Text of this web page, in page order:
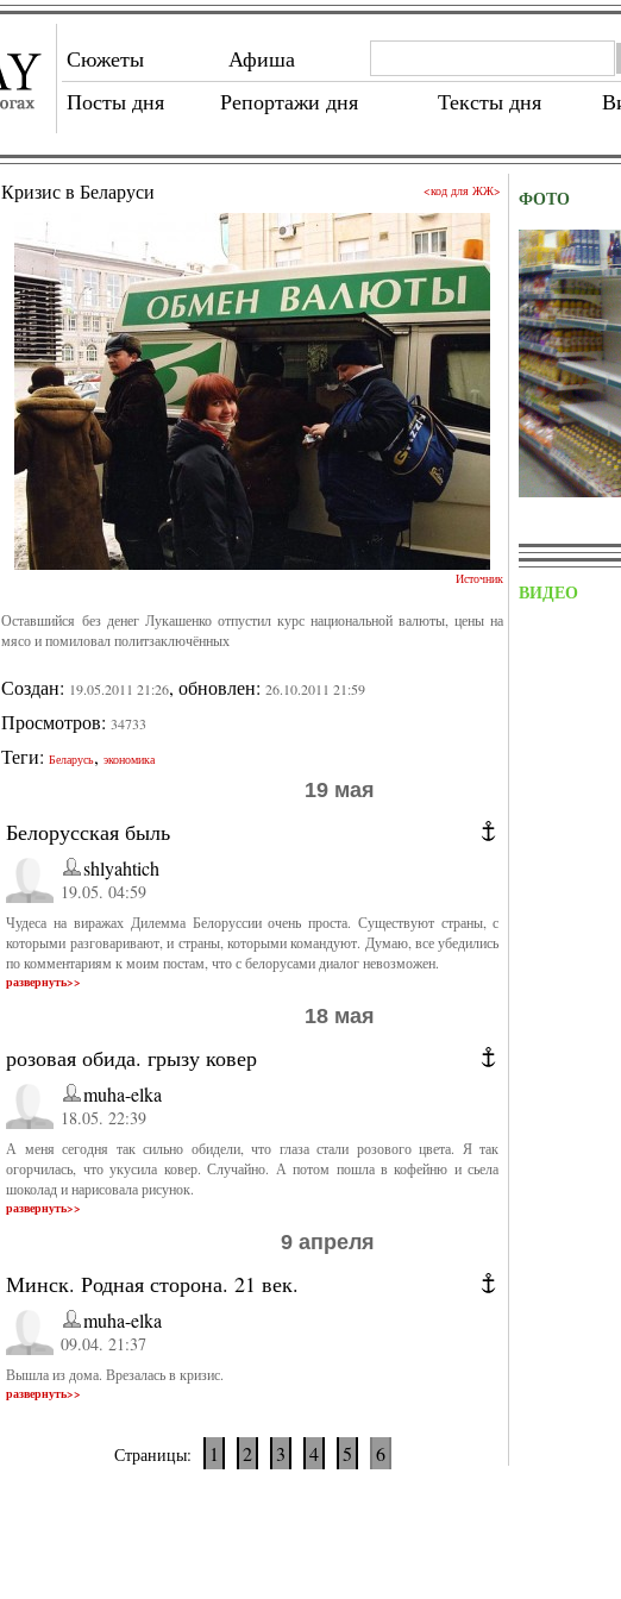
Сюжеты
Афиша
Посты дня
Репортажи дня Тексты дня
Кризис в Беларуси <код для ЖЖ>
Источник
Оставшийся без денег Лукашенко отпустил курс национальной валюты, цены на
мясо и помиловал политзаключённых
Создан: 19.05.2011 21:26, обновлен:26.10.2011 21:59
Просмотров:34733
Теги:Беларусь,экономика
19 мая
Белорусская быль
shlyahtich
19.05. 04:59
Чудеса на виражах Дилемма Белоруссии очень проста. Существуют страны, с
которыми разговаривают, и страны, которыми командуют. Думаю, все убедились
по комментариям к моим постам, что с белорусами диалог невозможен.
развернуть>>
18 мая
розовая обида. грызу ковер
muha-elka
18.05. 22:39
А меня сегодня так сильно обидели, что глаза стали розового цвета. Я так
огорчилась, что укусила ковер. Случайно. А потом пошла в кофейню и сьела
шоколад и нарисовала рисунок.
развернуть>>
9 апреля
Минск. Родная сторона. 21 век.
muha-elka
09.04. 21:37
Вышла из дома. Врезалась в кризис.
развернуть>>
Страницы: 1 2 3 4 5 6
ФОТО
ВИДЕО